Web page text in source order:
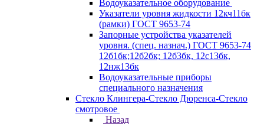
Водоуказательное оборудование
Указатели уровня жидкости 12кч11бк
(рамки) ГОСТ 9653-74
Запорные устройства указателей
уровня. (спец. назнач.) ГОСТ 9653-74
12б1бк;12б2бк; 12б3бк, 12с13бк,
12нж13бк
Водоуказательные приборы
специального назначения
Стекло Клингера-Стекло Дюренса-Стекло
смотровое
Назад